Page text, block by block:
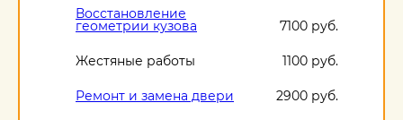
Восстановление
геометрии кузова 7100 руб.
Жестяные работы 1100 руб.
Ремонт и замена двери 2900 руб.